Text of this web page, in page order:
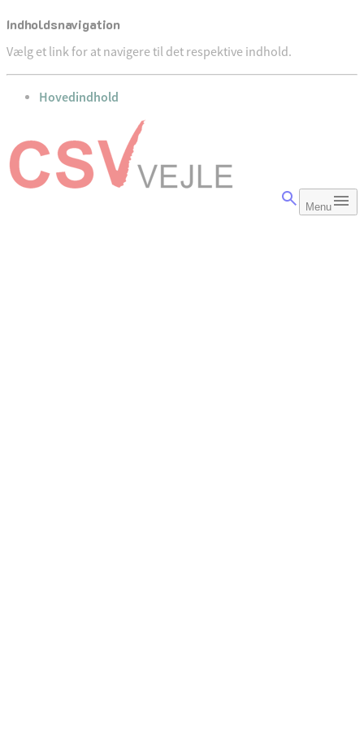
Indholdsnavigation
Vælg et link for at navigere til det respektive indhold.
gå til
Hovedindhold
Menu